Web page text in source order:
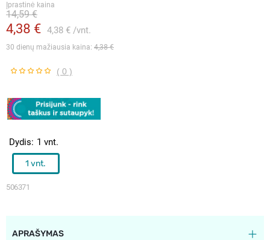
Įprastinė kaina
4,38 € 4,38 € vnt.
14,59 €
30 dienų mažiausia kaina: 4,38 €
( 0 )
506371
Dydis 1 vnt.
1 vnt.
APRAŠYMAS